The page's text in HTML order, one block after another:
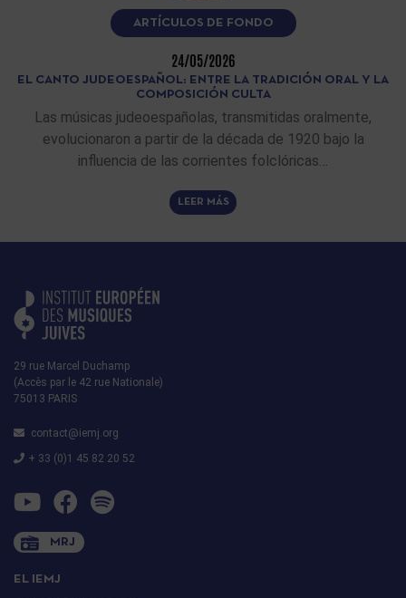
ARTÍCULOS DE FONDO
24/05/2026
EL CANTO JUDEOESPAÑOL: ENTRE LA TRADICIÓN ORAL Y LA
COMPOSICIÓN CULTA
Las músicas judeoespañolas, transmitidas oralmente,
evolucionaron a partir de la década de 1920 bajo la
influencia de las corrientes folclóricas…
LEER MÁS
29 rue Marcel Duchamp
(Accès par le 42 rue Nationale)
75013 PARIS
contact@iemj.org
+ 33 (0)1 45 82 20 52
MRJ
EL IEMJ